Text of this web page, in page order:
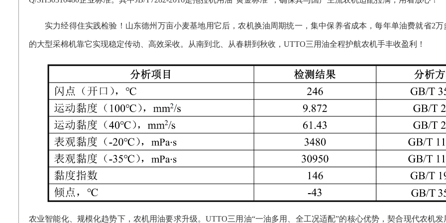
实力经得住实践检验！山东德州万亩小麦基地用它后，农机换油周期统一，集中保养省成本，每年单油费就省2万
的大型采棉机靠它实现稳定传动、高效采收。从南到北、从春耕到秋收，UTTO三用油全程护航农机手丰收盈利！
农业智能化、规模化趋势下，农机用油要求升级。UTTO三用油“一油多用、全工况适配”的核心优势，契合现代农机